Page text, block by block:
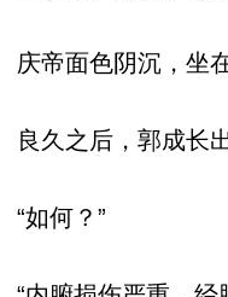
庆帝面色阴沉，坐
良久之后，郭成长
“如何？”